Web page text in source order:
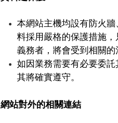
本網站主機均設有防火
料採用嚴格的保護措施
義務者，將會受到相關的
如因業務需要有必要委
其將確實遵守。
網站對外的相關連結